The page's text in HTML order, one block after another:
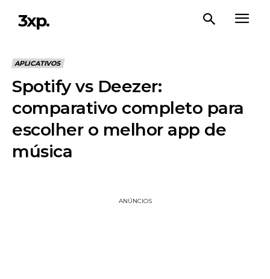
3xp.
APLICATIVOS
Spotify vs Deezer:
comparativo completo para
escolher o melhor app de
música
ANÚNCIOS